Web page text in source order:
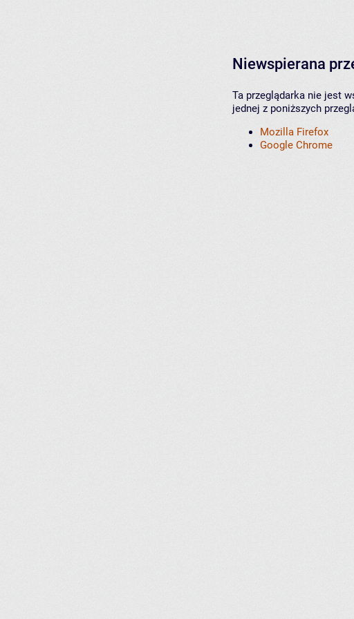
Niewspierana
Ta przeglądarka nie jest
jednej z poniższych
Mozilla Firefox
Google Chrome